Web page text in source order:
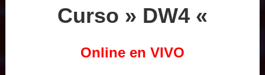
Curso » DW4 «
Online en VIVO